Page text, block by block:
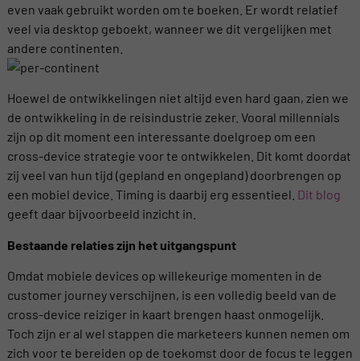
even vaak gebruikt worden om te boeken. Er wordt relatief
veel via desktop geboekt, wanneer we dit vergelijken met
andere continenten.
Hoewel de ontwikkelingen niet altijd even hard gaan, zien we
de ontwikkeling in de reisindustrie zeker. Vooral millennials
zijn op dit moment een interessante doelgroep om een
cross-device strategie voor te ontwikkelen. Dit komt doordat
zij veel van hun tijd (gepland en ongepland) doorbrengen op
een mobiel device. Timing is daarbij erg essentieel. Dit blog
geeft daar bijvoorbeeld inzicht in.
Bestaande relaties zijn het uitgangspunt
Omdat mobiele devices op willekeurige momenten in de
customer journey verschijnen, is een volledig beeld van de
cross-device reiziger in kaart brengen haast onmogelijk.
Toch zijn er al wel stappen die marketeers kunnen nemen om
zich voor te bereiden op de toekomst door de focus te leggen